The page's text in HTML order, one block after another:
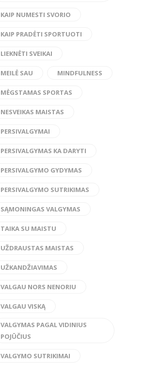
KAIP NUMESTI SVORIO
KAIP PRADĖTI SPORTUOTI
LIEKNĖTI SVEIKAI
MEILĖ SAU MINDFULNESS
MĖGSTAMAS SPORTAS
NESVEIKAS MAISTAS
PERSIVALGYMAI
PERSIVALGYMAS KA DARYTI
PERSIVALGYMO GYDYMAS
PERSIVALGYMO SUTRIKIMAS
SĄMONINGAS VALGYMAS
TAIKA SU MAISTU
UŽDRAUSTAS MAISTAS
UŽKANDŽIAVIMAS
VALGAU NORS NENORIU
VALGAU VISKĄ
VALGYMAS PAGAL VIDINIUS
POJŪČIUS
VALGYMO SUTRIKIMAI